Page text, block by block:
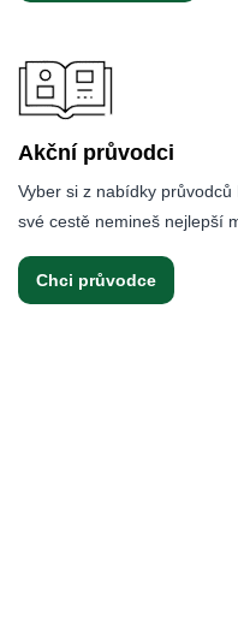
Akční průvodci
Vyber si z nabídky
své cestě nemineš nejlepší
Chci průvodce